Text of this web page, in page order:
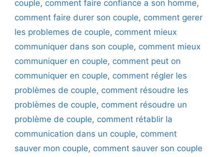
couple, comment faire confiance a son homme,
comment faire durer son couple, comment gerer
les problemes de couple, comment mieux
communiquer dans son couple, comment mieux
communiquer en couple, comment peut on
communiquer en couple, comment régler les
problèmes de couple, comment résoudre les
problèmes de couple, comment résoudre un
problème de couple, comment rétablir la
communication dans un couple, comment
sauver mon couple, comment sauver son couple